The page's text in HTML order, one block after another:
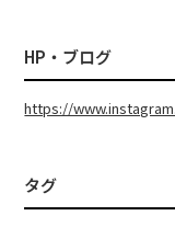
HP・ブログ
https://
タグ